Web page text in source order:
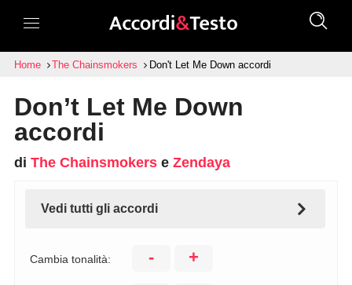
Home The Chainsmokers Don't Let Me Down accordi
Don’t Let Me Down
accordi
di The Chainsmokerse Zendaya
Vedi tutti gli accordi
Cambia tonalità: - +